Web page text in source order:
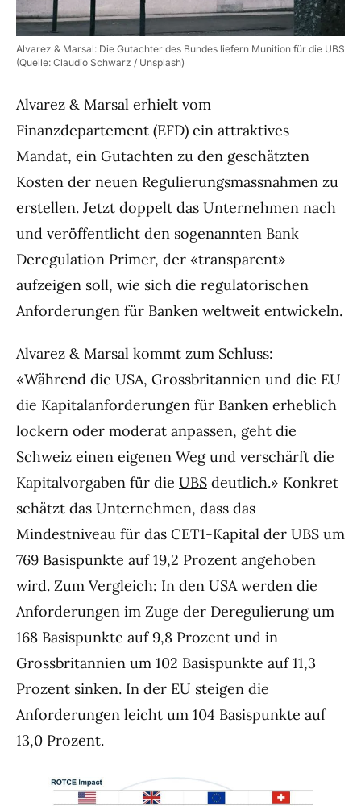
Alvarez & Marsal: Die Gutachter des Bundes liefern Munition für die UBS
(Quelle: Claudio Schwarz / Unsplash)
Alvarez & Marsal erhielt vom
Finanzdepartement (EFD) ein attraktives
Mandat, ein Gutachten zu den geschätzten
Kosten der neuen Regulierungsmassnahmen zu
erstellen. Jetzt doppelt das Unternehmen nach
und veröffentlicht den sogenannten Bank
Deregulation Primer, der «transparent»
aufzeigen soll, wie sich die regulatorischen
Anforderungen für Banken weltweit entwickeln.
Alvarez & Marsal kommt zum Schluss:
«Während die USA, Grossbritannien und die EU
die Kapitalanforderungen für Banken erheblich
lockern oder moderat anpassen, geht die
Schweiz einen eigenen Weg und verschärft die
Kapitalvorgaben für die UBS deutlich.» Konkret
schätzt das Unternehmen, dass das
Mindestniveau für das CET1-Kapital der UBS um
769 Basispunkte auf 19,2 Prozent angehoben
wird. Zum Vergleich: In den USA werden die
Anforderungen im Zuge der Deregulierung um
168 Basispunkte auf 9,8 Prozent und in
Grossbritannien um 102 Basispunkte auf 11,3
Prozent sinken. In der EU steigen die
Anforderungen leicht um 104 Basispunkte auf
13,0 Prozent.